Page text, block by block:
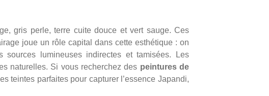
gris perle, terre cuite douce et vert sauge. Ces
joue un rôle capital dans cette esthétique : on
lumineuses indirectes et tamisées. Les
naturelles. Si vous recherchez des peintures de
teintes parfaites pour capturer l’essence Japandi,